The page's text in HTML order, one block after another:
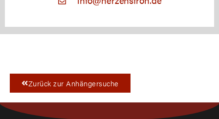
Zurück zur Anhängersuche